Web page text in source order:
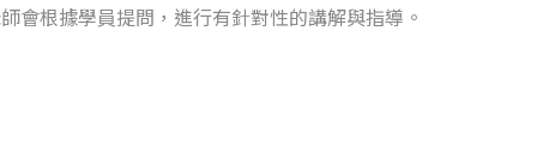
會根據學員提問，進行有針對性的講解與指導。